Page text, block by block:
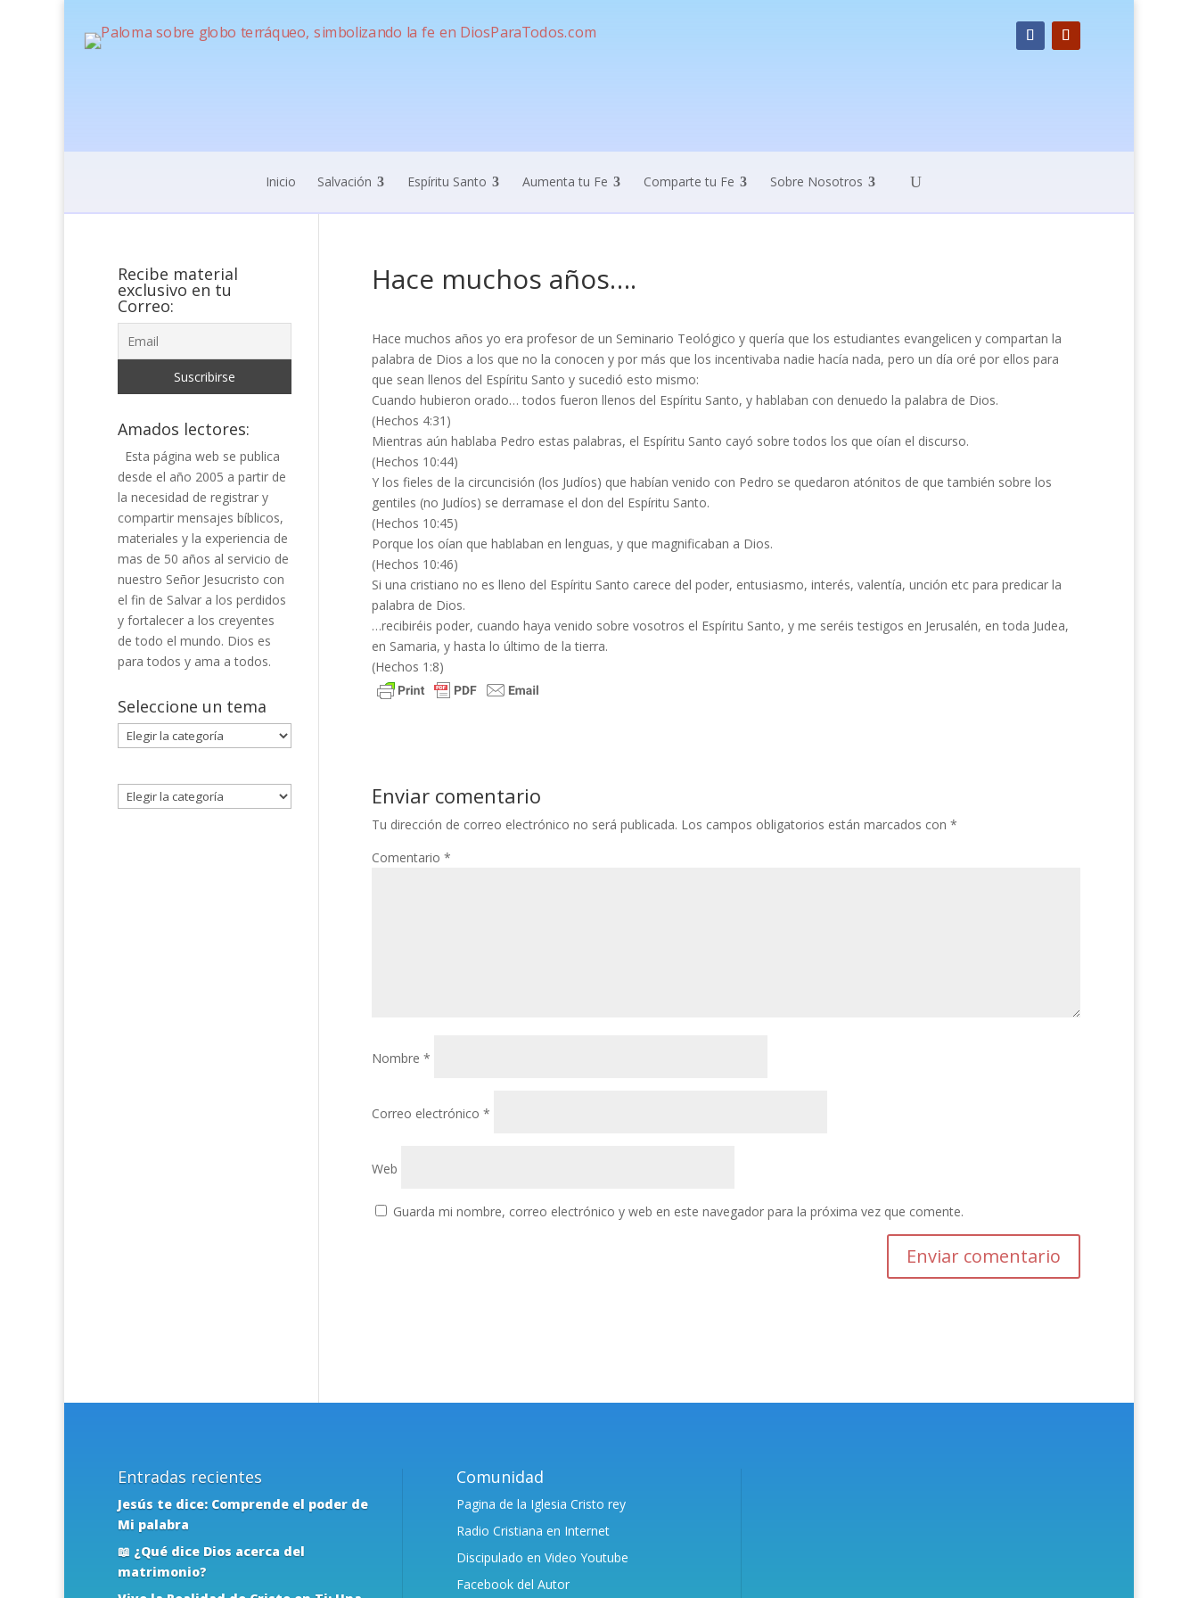
Inicio Salvación Espíritu Santo Aumenta tu Fe Comparte tu Fe Sobre Nosotros
Hace muchos años….
Hace muchos años yo era profesor de un Seminario Teológico y quería que los estudiantes evangelicen y compartan la
palabra de Dios a los que no la conocen y por más que los incentivaba nadie hacía nada, pero un día oré por ellos para
que sean llenos del Espíritu Santo y sucedió esto mismo:
Cuando hubieron orado… todos fueron llenos del Espíritu Santo, y hablaban con denuedo la palabra de Dios.
(Hechos 4:31)
Mientras aún hablaba Pedro estas palabras, el Espíritu Santo cayó sobre todos los que oían el discurso.
(Hechos 10:44)
Y los fieles de la circuncisión (los Judíos) que habían venido con Pedro se quedaron atónitos de que también sobre los
gentiles (no Judíos) se derramase el don del Espíritu Santo.
(Hechos 10:45)
Porque los oían que hablaban en lenguas, y que magnificaban a Dios.
(Hechos 10:46)
Si una cristiano no es lleno del Espíritu Santo carece del poder, entusiasmo, interés, valentía, unción etc para predicar la
palabra de Dios.
…recibiréis poder, cuando haya venido sobre vosotros el Espíritu Santo, y me seréis testigos en Jerusalén, en toda Judea,
en Samaria, y hasta lo último de la tierra.
(Hechos 1:8)
Enviar comentario
Tu dirección de correo electrónico no será publicada. Los campos obligatorios están marcados con *
Comentario *
Nombre *
Correo electrónico *
Web
Guarda mi nombre, correo electrónico y web en este navegador para la próxima vez que comente.
Recibe material
exclusivo en tu
Correo:
Amados lectores:
Esta página web se publica
desde el año 2005 a partir de
la necesidad de registrar y
compartir mensajes bíblicos,
materiales y la experiencia de
mas de 50 años al servicio de
nuestro Señor Jesucristo con
el fin de Salvar a los perdidos
y fortalecer a los creyentes
de todo el mundo. Dios es
para todos y ama a todos.
Seleccione un tema
Seleccione
un
Entradas recientes
Jesús te dice: Comprende el poder de
Mi palabra
📖 ¿Qué dice Dios acerca del
matrimonio?
Comunidad
Pagina de la Iglesia Cristo rey
Radio Cristiana en Internet
Discipulado en Video Youtube
Facebook del Autor